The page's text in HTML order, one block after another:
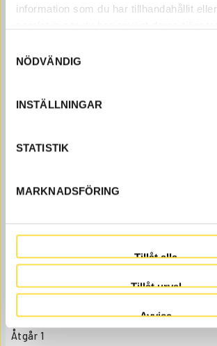
information som du har tillhandahållit
NÖDVÄNDIG
INSTÄLLNINGAR
STATISTIK
MARKNADSFÖRING
Tillåt alla
Tillåt urval
Avvisa
Pris exkl.
KA3681 Ref. nr
Pris exkl.
Beställningsvara, 4-6 dagar
KLAMMA FÖR STÖDLAGER.
KA006 Ref. nr263006 Passar stödlager
Åtgår 1